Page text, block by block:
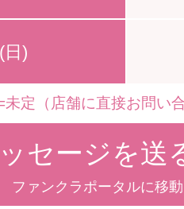
日)
定（店舗に直接お問い
セージを送
ファンクラポータルに移